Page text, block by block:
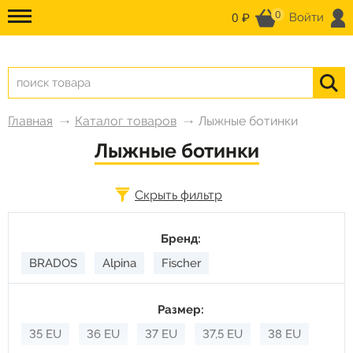
0 ₽ 0 Войти
Главная Каталог товаров Лыжные ботинки
Лыжные ботинки
Скрыть фильтр
Бренд:
BRADOS
Alpina Fischer
Размер:
35 EU
36 EU 37 EU 37,5 EU 38 EU